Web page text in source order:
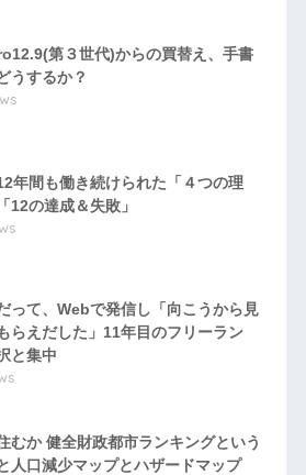
第３世代)からの買替え、手書
うするか？
年間も働き続けられた「４つの理
12の達成＆失敗」
って、Webで発信し「向こうから見
らえだした」11年目のフリーラン
と集中
むか 健全財政都市ランキングという
人口減少マップとハザードマップ